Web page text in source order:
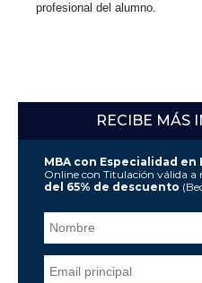
profesional del alumno.
RECIBE MÁS
MBA con Especialidad en
Online con Titulación válida a
del 65% de descuento